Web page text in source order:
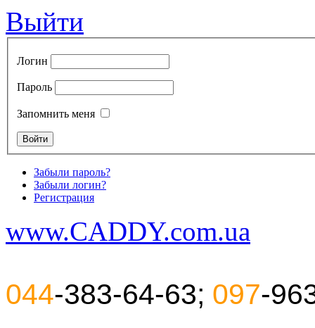
Выйти
Логин
Пароль
Запомнить меня
Забыли пароль?
Забыли логин?
Регистрация
www.CADDY.com.ua
044-383-64-63; 097-